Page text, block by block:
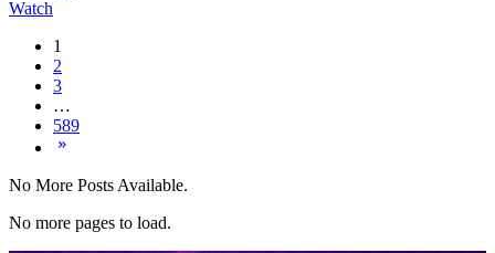
Watch
1
2
3
…
589
No More Posts Available.
No more pages to load.